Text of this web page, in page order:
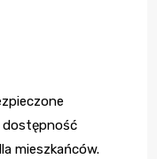
dostępność
mieszkańców.